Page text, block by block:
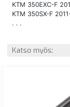
KTM 350EXC-F
KTM 350SX-F
. . .
Katso myös: